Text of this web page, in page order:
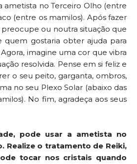
no Terceiro Olho (entre
(entre os mamilos). Após fazer
ou noutra situação que
quem gostaria obter ajuda para
imagine uma cor que vibra
resolvida. Pense em si feliz e
o seu peito, garganta, ombros,
no seu Plexo Solar (abaixo das
No fim, agradeça aos seus
pode usar a ametista no
Realize o tratamento de Reiki,
tocar nos cristais quando